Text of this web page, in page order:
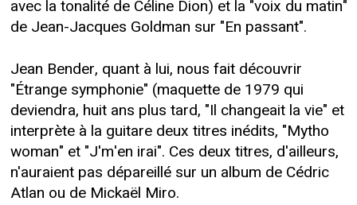
avec la tonalité de Céline Dion) et la "voix du matin"
de Jean-Jacques Goldman sur "En passant".
Jean Bender, quant à lui, nous fait découvrir
"Étrange symphonie" (maquette de 1979 qui
deviendra, huit ans plus tard, "Il changeait la vie" et
interprète à la guitare deux titres inédits, "Mytho
woman" et "J'm'en irai". Ces deux titres, d'ailleurs,
n'auraient pas dépareillé sur un album de Cédric
Atlan ou de Mickaël Miro.